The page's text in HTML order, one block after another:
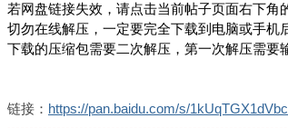
若网盘链接失效，请点击当前帖子页面右下角
切勿在线解压，一定要完全下载到电脑或手机
下载的压缩包需要二次解压，第一次解压需要
链接： https://pan.baidu.com/s/